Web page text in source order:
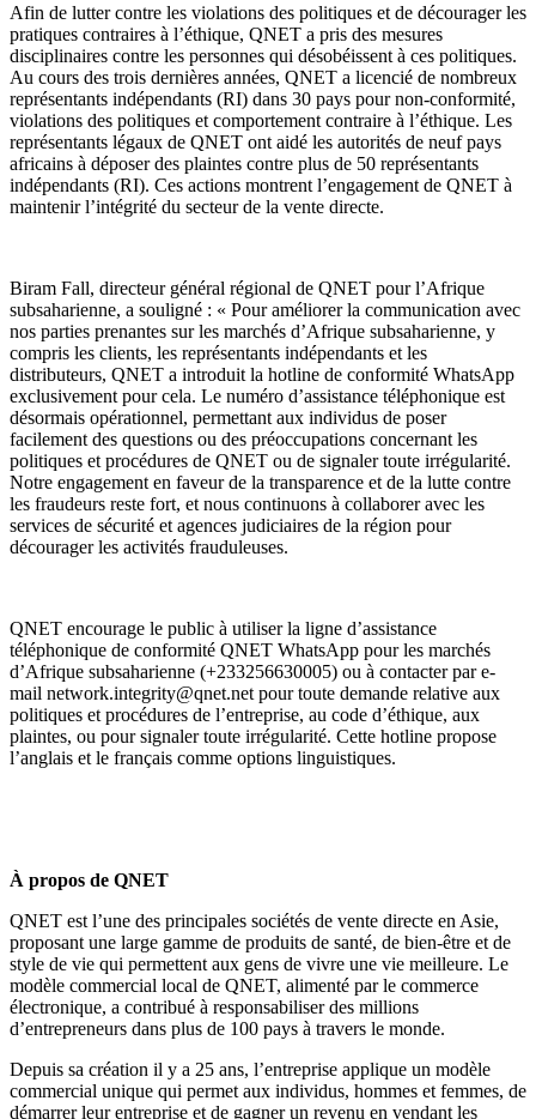
Afin de lutter contre les violations des politiques et de décourager les
pratiques contraires à l’éthique, QNET a pris des mesures
disciplinaires contre les personnes qui désobéissent à ces politiques.
Au cours des trois dernières années, QNET a licencié de nombreux
représentants indépendants (RI) dans 30 pays pour non-conformité,
violations des politiques et comportement contraire à l’éthique. Les
représentants légaux de QNET ont aidé les autorités de neuf pays
africains à déposer des plaintes contre plus de 50 représentants
indépendants (RI). Ces actions montrent l’engagement de QNET à
maintenir l’intégrité du secteur de la vente directe.
Biram Fall, directeur général régional de QNET pour l’Afrique
subsaharienne, a souligné : « Pour améliorer la communication avec
nos parties prenantes sur les marchés d’Afrique subsaharienne, y
compris les clients, les représentants indépendants et les
distributeurs, QNET a introduit la hotline de conformité WhatsApp
exclusivement pour cela. Le numéro d’assistance téléphonique est
désormais opérationnel, permettant aux individus de poser
facilement des questions ou des préoccupations concernant les
politiques et procédures de QNET ou de signaler toute irrégularité.
Notre engagement en faveur de la transparence et de la lutte contre
les fraudeurs reste fort, et nous continuons à collaborer avec les
services de sécurité et agences judiciaires de la région pour
décourager les activités frauduleuses.
QNET encourage le public à utiliser la ligne d’assistance
téléphonique de conformité QNET WhatsApp pour les marchés
d’Afrique subsaharienne (+233256630005) ou à contacter par e-
mail network.integrity@qnet.net pour toute demande relative aux
politiques et procédures de l’entreprise, au code d’éthique, aux
plaintes, ou pour signaler toute irrégularité. Cette hotline propose
l’anglais et le français comme options linguistiques.
À propos de QNET
QNET est l’une des principales sociétés de vente directe en Asie,
proposant une large gamme de produits de santé, de bien-être et de
style de vie qui permettent aux gens de vivre une vie meilleure. Le
modèle commercial local de QNET, alimenté par le commerce
électronique, a contribué à responsabiliser des millions
d’entrepreneurs dans plus de 100 pays à travers le monde.
Depuis sa création il y a 25 ans, l’entreprise applique un modèle
commercial unique qui permet aux individus, hommes et femmes, de
démarrer leur entreprise et de gagner un revenu en vendant les